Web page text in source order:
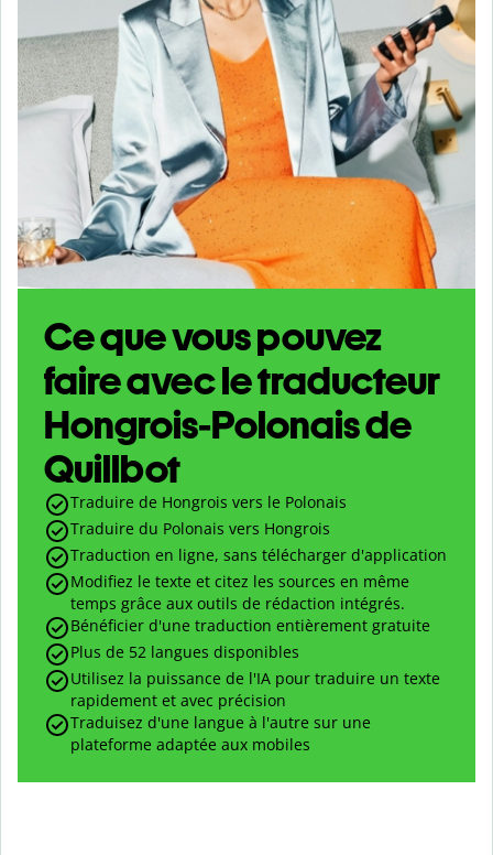
Ce que vous pouvez
faire avec le traducteur
Hongrois-Polonais de
Quillbot
Traduire de Hongrois vers le Polonais
Traduire du Polonais vers Hongrois
Traduction en ligne, sans télécharger d'application
Modifiez le texte et citez les sources en même
temps grâce aux outils de rédaction intégrés.
Bénéficier d'une traduction entièrement gratuite
Plus de 52 langues disponibles
Utilisez la puissance de l'IA pour traduire un texte
rapidement et avec précision
Traduisez d'une langue à l'autre sur une
plateforme adaptée aux mobiles